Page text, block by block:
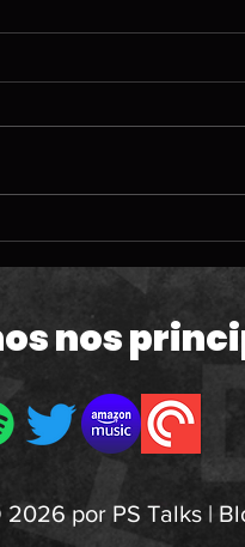
em GTA VI e a Copa
nos
por PS Talks |